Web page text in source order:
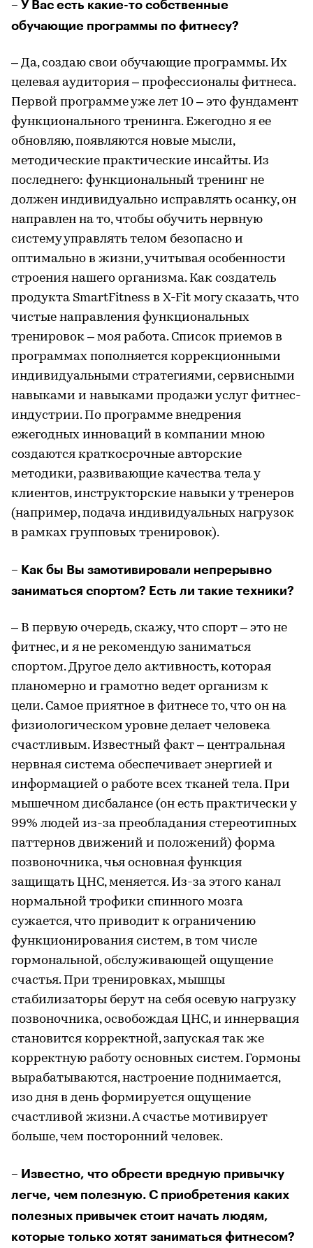
– У Вас есть какие-то собственные
обучающие программы по фитнесу?
– Да, создаю свои обучающие программы. Их
целевая аудитория – профессионалы фитнеса.
Первой программе уже лет 10 – это фундамент
функционального тренинга. Ежегодно я ее
обновляю, появляются новые мысли,
методические практические инсайты. Из
последнего: функциональный тренинг не
должен индивидуально исправлять осанку, он
направлен на то, чтобы обучить нервную
систему управлять телом безопасно и
оптимально в жизни, учитывая особенности
строения нашего организма. Как создатель
продукта SmartFitness в X-Fit могу сказать, что
чистые направления функциональных
тренировок – моя работа. Список приемов в
программах пополняется коррекционными
индивидуальными стратегиями, сервисными
навыками и навыками продажи услуг фитнес-
индустрии. По программе внедрения
ежегодных инноваций в компании мною
создаются краткосрочные авторские
методики, развивающие качества тела у
клиентов, инструкторские навыки у тренеров
(например, подача индивидуальных нагрузок
в рамках групповых тренировок).
– Как бы Вы замотивировали непрерывно
заниматься спортом? Есть ли такие техники?
– В первую очередь, скажу, что спорт – это не
фитнес, и я не рекомендую заниматься
спортом. Другое дело активность, которая
планомерно и грамотно ведет организм к
цели. Самое приятное в фитнесе то, что он на
физиологическом уровне делает человека
счастливым. Известный факт – центральная
нервная система обеспечивает энергией и
информацией о работе всех тканей тела. При
мышечном дисбалансе (он есть практически у
99% людей из-за преобладания стереотипных
паттернов движений и положений) форма
позвоночника, чья основная функция
защищать ЦНС, меняется. Из-за этого канал
нормальной трофики спинного мозга
сужается, что приводит к ограничению
функционирования систем, в том числе
гормональной, обслуживающей ощущение
счастья. При тренировках, мышцы
стабилизаторы берут на себя осевую нагрузку
позвоночника, освобождая ЦНС, и иннервация
становится корректной, запуская так же
корректную работу основных систем. Гормоны
вырабатываются, настроение поднимается,
изо дня в день формируется ощущение
счастливой жизни. А счастье мотивирует
больше, чем посторонний человек.
– Известно, что обрести вредную привычку
легче, чем полезную. С приобретения каких
полезных привычек стоит начать людям,
которые только хотят заниматься фитнесом?